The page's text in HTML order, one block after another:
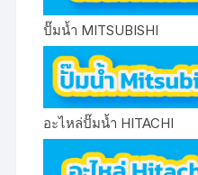
ปั๊มน้ำ MITSUBISHI
อะไหล่ปั๊มน้ำ HITACHI